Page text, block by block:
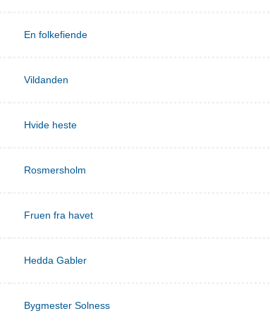
En folkefiende
Vildanden
Hvide heste
Rosmersholm
Fruen fra havet
Hedda Gabler
Bygmester Solness